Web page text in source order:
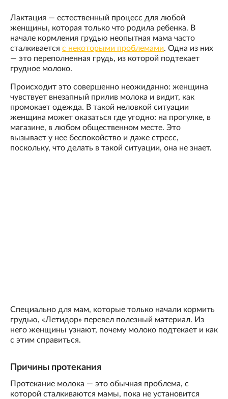
Лактация — естественный процесс для любой
женщины, которая только что родила ребенка. В
начале кормления грудью неопытная мама часто
сталкивается с некоторыми проблемами. Одна из них
— это переполненная грудь, из которой подтекает
грудное молоко.
Происходит это совершенно неожиданно: женщина
чувствует внезапный прилив молока и видит, как
промокает одежда. В такой неловкой ситуации
женщина может оказаться где угодно: на прогулке, в
магазине, в любом общественном месте. Это
вызывает у нее беспокойство и даже стресс,
поскольку, что делать в такой ситуации, она не знает.
Специально для мам, которые только начали кормить
грудью, «Летидор» перевел полезный материал. Из
него женщины узнают, почему молоко подтекает и как
с этим справиться.
Причины протекания
Протекание молока — это обычная проблема, с
которой сталкиваются мамы, пока не установится